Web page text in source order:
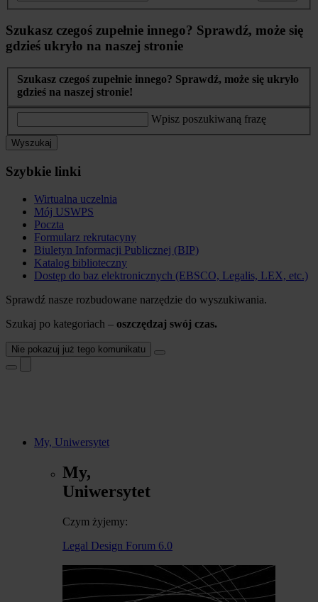
Szukasz czegoś zupełnie innego? Sprawdź, może się
gdzieś ukryło na naszej stronie
Szukasz czegoś zupełnie innego? Sprawdź, może się ukryło
gdzieś na naszej stronie!
Wpisz poszukiwaną frazę
Wyszukaj
Szybkie linki
Wirtualna uczelnia
Mój USWPS
Poczta
Formularz rekrutacyny
Biuletyn Informacji Publicznej (BIP)
Katalog biblioteczny
Dostęp do baz elektronicznych (EBSCO, Legalis, LEX, etc.)
Sprawdź nasze rozbudowane narzędzie do wyszukiwania.
Szukaj po kategoriach – oszczędzaj swój czas.
Nie pokazuj już tego komunikatu
My, Uniwersytet
My,
Uniwersytet
Czym żyjemy:
Legal Design Forum 6.0